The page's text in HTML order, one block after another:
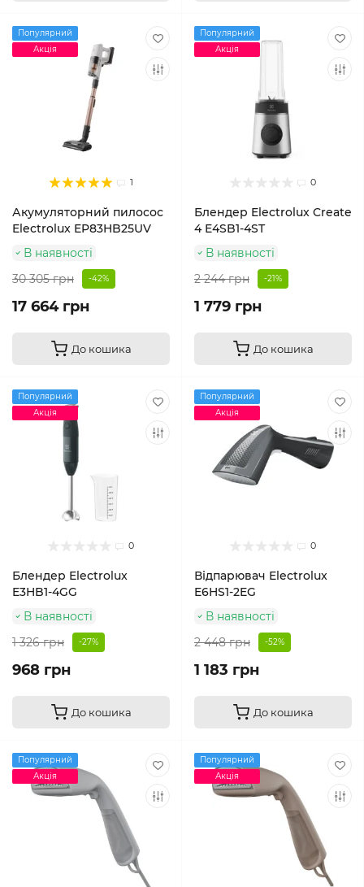
Популярний
Акція
1
Акумуляторний пилосос
Electrolux EP83HB25UV
В наявності
30 305 грн
-42%
17 664 грн
До кошика
Популярний
Акція
0
Блендер Electrolux Create
4 E4SB1-4ST
В наявності
2 244 грн
-21%
1 779 грн
До кошика
Популярний
Акція
0
Блендер Electrolux
E3HB1-4GG
В наявності
1 326 грн
-27%
968 грн
До кошика
Популярний
Акція
0
Відпарювач Electrolux
E6HS1-2EG
В наявності
2 448 грн
-52%
1 183 грн
До кошика
Популярний
Акція
Популярний
Акція